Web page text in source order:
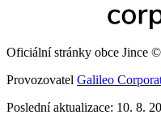
Oficiální stránky obce Jince
Provozovatel Galileo
Poslední aktualizace: 10. 8.